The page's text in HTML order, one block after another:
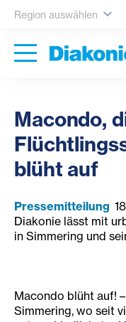
Region auswählen
Macondo,
blüht auf
Pressemitteilung
Diakonie lässt mit
in Simmering und
Macondo blüht auf!
Simmering, wo seit